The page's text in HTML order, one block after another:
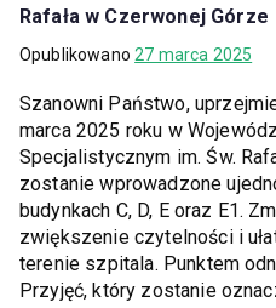
Rafała w Czerwonej Górze
Opublikowano27 marca 2025
Szanowni Państwo,
marca 2025 roku w
Specjalistycznym im. Św.
zostanie wprowadzone
budynkach C, D, E oraz E1.
zwiększenie czytelności i
terenie szpitala. Punktem
Przyjęć, który zostanie